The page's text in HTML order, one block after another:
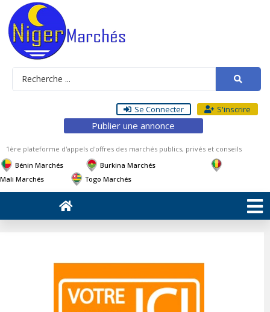
Se Connecter S'inscrire
Publier une annonce
1ère plateforme d'appels d'offres des marchés publics, privés et conseils
Bénin Marchés
Burkina Marchés
Mali Marchés
Togo Marchés